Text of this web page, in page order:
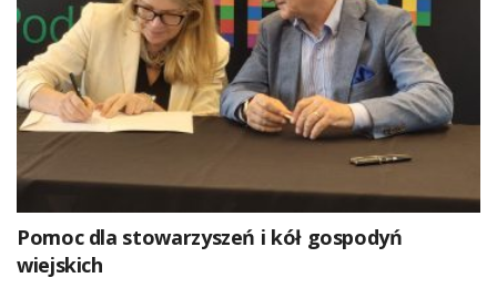
Pomoc dla stowarzyszeń i kół gospodyń
wiejskich